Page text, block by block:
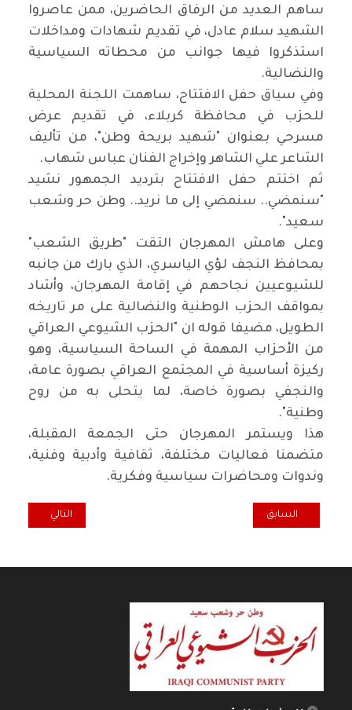
ساهم العديد من الرفاق الحاضرين، ممن عاصروا
الشهيد سلام عادل، في تقديم شهادات ومداخلات
استذكروا فيها جوانب من محطاته السياسية
والنضالية.
وفي سياق حفل الافتتاح، ساهمت اللجنة المحلية
للحزب في محافظة كربلاء، في تقديم عرض
مسرحي بعنوان "شهيد بريحة وطن"، من تأليف
الشاعر علي الشاهر وإخراج الفنان عباس شهاب.
ثم اختتم حفل الافتتاح بترديد الجمهور نشيد
"سنمضي.. سنمضي إلى ما نريد.. وطن حر وشعب
سعيد".
وعلى هامش المهرجان التقت "طريق الشعب"
بمحافظ النجف لؤي الياسري، الذي بارك من جانبه
للشيوعيين نجاحهم في إقامة المهرجان، وأشاد
بمواقف الحزب الوطنية والنضالية على مر تاريخه
الطويل، مضيفا قوله ان "الحزب الشيوعي العراقي
من الأحزاب المهمة في الساحة السياسية، وهو
ركيزة أساسية في المجتمع العراقي بصورة عامة،
والنجفي بصورة خاصة، لما يتحلى به من روح
وطنية".
هذا ويستمر المهرجان حتى الجمعة المقبلة،
متضمنا فعاليات مختلفة، ثقافية وأدبية وفنية،
وندوات ومحاضرات سياسية وفكرية.
المقال السابق: في ذكرى استشهاد الرفيق سلام عادل*
السابق المقال التالي:
التالي